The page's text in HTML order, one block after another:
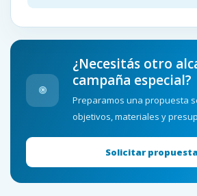
¿Necesitás otro
campaña especial?
Preparamos una propuesta
objetivos, materiales y
Solicitar propuesta